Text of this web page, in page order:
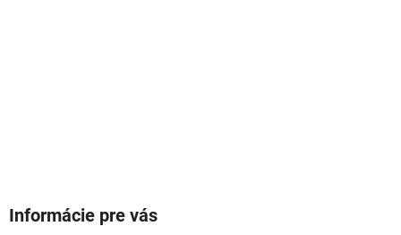
Informácie pre vás